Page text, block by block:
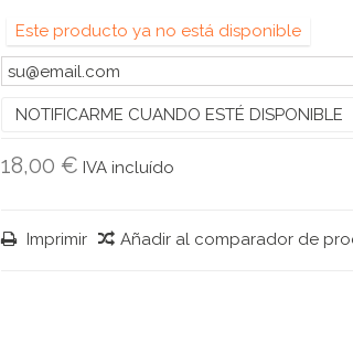
Este producto ya no está disponible
NOTIFICARME CUANDO ESTÉ DISPONIBLE
18,00 € IVA incluído
Imprimir Añadir al comparador de